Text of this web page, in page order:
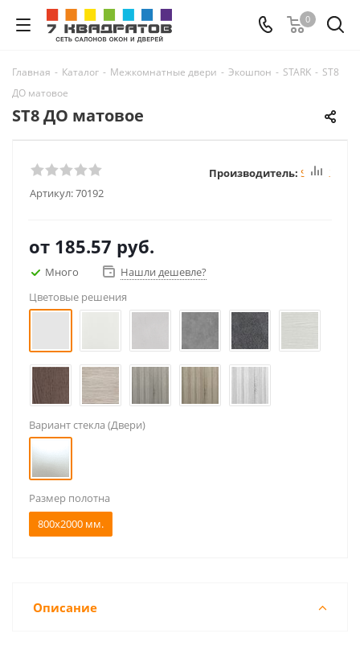
0
Главная - Каталог - Межкомнатные двери - Экошпон - STARK - ST8
ДО матовое
ST8 ДО матовое
Артикул:70192
Производитель: STARK
от 185.57 руб.
Много
Нашли дешевле?
Цветовые решения
Вариант стекла (Двери)
Размер полотна
800x2000 мм.
Описание